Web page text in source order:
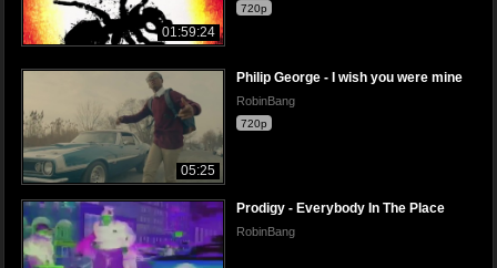
01:59:24
720p
05:25
Philip George - I wish you were mine
RobinBang
720p
Prodigy - Everybody In The Place
RobinBang